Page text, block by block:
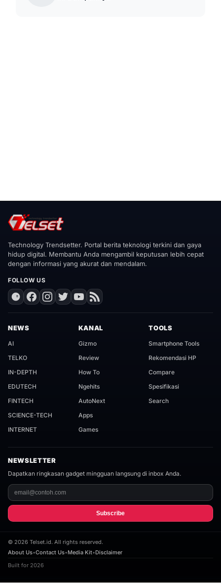
Technology Trendsetter. Portal berita teknologi terkini dan gaya
hidup digital. Membantu Anda mengambil keputusan lebih cepat
dengan informasi yang akurat dan mendalam.
FOLLOW US
NEWS
AI
TELKO
IN-DEPTH
EDUTECH
FINTECH
SCIENCE-TECH
INTERNET
KANAL
Gizmo
Review
How To
Ngehits
AutoNext
Apps
Games
TOOLS
Smartphone Tools
Rekomendasi HP
Compare
Spesifikasi
Search
NEWSLETTER
Dapatkan ringkasan gadget mingguan langsung di inbox Anda.
Subscribe
© 2026 Telset.id. All rights reserved.
About Us•Contact Us•Media Kit•Disclaimer
Built for 2026